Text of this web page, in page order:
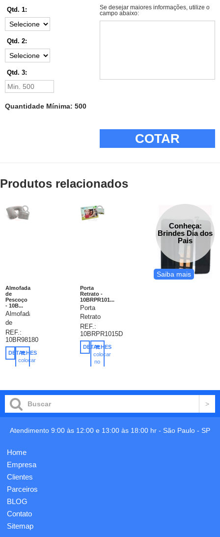
Qtd. 1:
Qtd. 2:
Qtd. 3:
Quantidade Mínima: 500
Se desejar maiores informações, utilize o
campo abaixo:
COTAR
Produtos relacionados
Almofada
de
Pescoço
- 10B...
Almofada
de
pescoço.
PVC
aveludado.
Fornecida
275 mm
- Bolsa:
175 x
115
em 1
cor já
incluso.
REF.:
10BR98180
DETALHES
colocar
Porta
Retrato -
10BRPR101...
Porta
Retrato
em
Papel
Cartão
com
Suporte,
logo,
em
cartão
REF.:
10BRPR1015D
DETALHES
colocar
no
Conheça:
Brindes Dia dos
Pais
Saiba mais
Atendimento 9:00 às 12:00 e 13:00 às 18:00 hr - São Paulo - SP
Home
Empresa
Clientes
Parceiros
BLOG
Contato
Sitemap